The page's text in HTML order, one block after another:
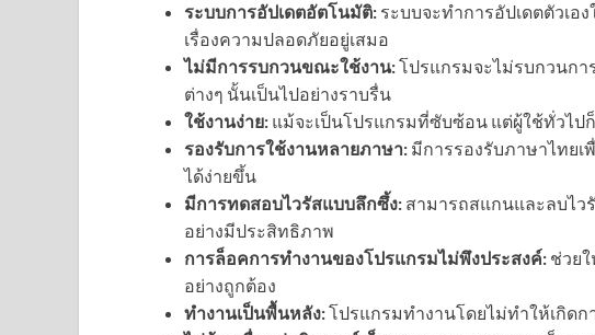
ระบบการอัปเดตอัตโนมัติ: ระบบจะทำการอัปเดตตัวเ
เรื่องความปลอดภัยอยู่เสมอ
ไม่มีการรบกวนขณะใช้งาน:โปรแกรมจะไม่รบกวนก
ต่างๆ นั้นเป็นไปอย่างราบรื่น
ใช้งานง่าย: แม้จะเป็นโปรแกรมที่ซับซ้อน แต่ผู้ใช้ทั่วไป
รองรับการใช้งานหลายภาษา: มีการรองรับภาษาไทยเ
ได้ง่ายขึ้น
มีการทดสอบไวรัสแบบลึกซึ้ง: สามารถสแกนและลบไ
อย่างมีประสิทธิภาพ
การล็อคการทำงานของโปรแกรมไม่พึงประสงค์: ช่วย
อย่างถูกต้อง
ทำงานเป็นพื้นหลัง:โปรแกรมทำงานโดยไม่ทำให้เกิด